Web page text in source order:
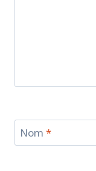
Nom *